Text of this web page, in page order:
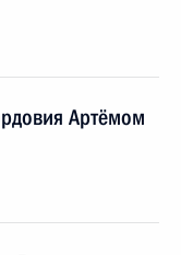
Артёмом